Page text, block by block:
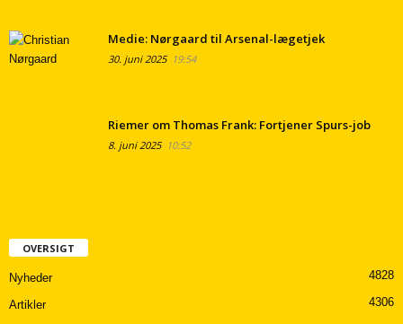
Medie: Nørgaard til Arsenal-lægetjek
30. juni 202519:54
Riemer om Thomas Frank: Fortjener Spurs-job
8. juni 202510:52
OVERSIGT
Nyheder 4828
Artikler
4306